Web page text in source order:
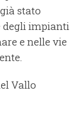
stato
degli impianti
e nelle vie
Vallo